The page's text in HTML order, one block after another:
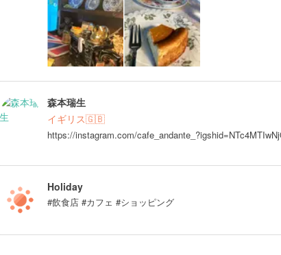
森本瑞生
イギリス🇬🇧
https://instagram.com/
Holiday
#飲食店 #カフェ #ショッピング